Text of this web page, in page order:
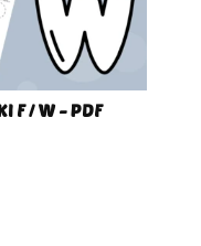
F / W - PDF